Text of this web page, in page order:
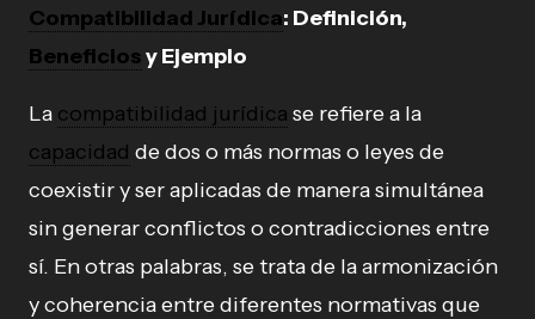
Compatibilidad Jurídica: Definición,
Beneficiosy Ejemplo
La compatibilidad jurídica se refiere a la
capacidad de dos o más normas o leyes de
coexistir y ser aplicadas de manera simultánea
sin generar conflictos o contradicciones entre
sí. En otras palabras, se trata de la armonización
y coherencia entre diferentes normativas que